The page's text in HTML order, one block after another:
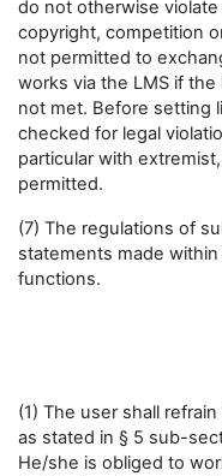
do not otherwise
copyright, competition
not permitted to
works via the LMS if
not met. Before setting
checked for legal
particular with
permitted.
(7) The regulations of
statements made
functions.
(1) The user shall
as stated in § 5 sub-
He/she is obliged to